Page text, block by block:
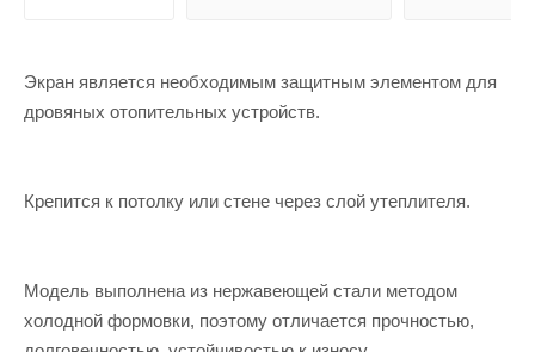
Экран является необходимым защитным элементом для
дровяных отопительных устройств.
Крепится к потолку или стене через слой утеплителя.
Модель выполнена из нержавеющей стали методом
холодной формовки, поэтому отличается прочностью,